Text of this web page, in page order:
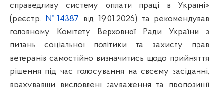
справедливу систему оплати праці в Україні»
(реєстр.
№14387 від 19.01.2026) та рекомендував
головному
Комітету Верховної Ради України з
питань соціальної політики та захисту прав
ветеранів самостійно визначитись щодо прийняття
рішення під час голосування на своєму засіданні,
врахувавши висловлені зауваження та пропозиції